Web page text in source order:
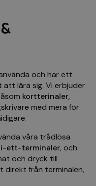
och har ett
lära sig. Vi erbjuder
kortterinaler,
med mera för
våra trådlösa
ett-terminaler, och
och dryck till
direkt från terminalen,